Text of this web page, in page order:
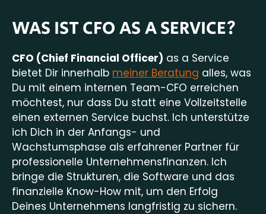
WAS IST CFO AS A SERVICE?
CFO (Chief Financial Officer) as a Service
bietet Dir innerhalb meiner Beratung alles, was
Du mit einem internen Team-CFO erreichen
möchtest, nur dass Du statt eine Vollzeitstelle
einen externen Service buchst. Ich unterstütze
ich Dich in der Anfangs- und
Wachstumsphase als erfahrener Partner für
professionelle Unternehmensfinanzen. Ich
bringe die Strukturen, die Software und das
finanzielle Know-How mit, um den Erfolg
Deines Unternehmens langfristig zu sichern.